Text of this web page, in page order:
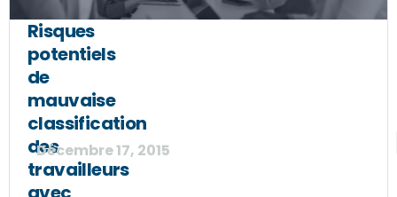
Risques
potentiels
de
mauvaise
classification
des
travailleurs
Décembre 17, 2015